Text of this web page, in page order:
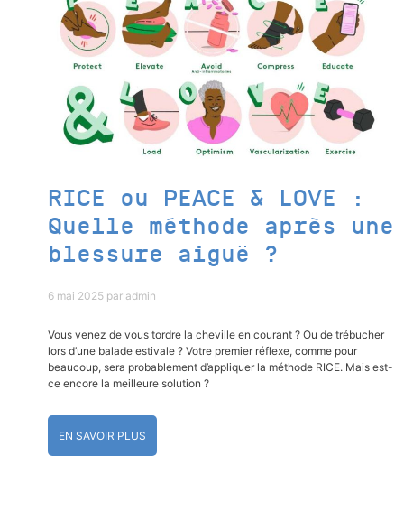
RICE ou PEACE & LOVE :
Quelle méthode après une
blessure aiguë ?
6 mai 2025 par admin
Vous venez de vous tordre la cheville en courant ? Ou de trébucher
lors d’une balade estivale ? Votre premier réflexe, comme pour
beaucoup, sera probablement d’appliquer la méthode RICE. Mais est-
ce encore la meilleure solution ?
EN SAVOIR PLUS